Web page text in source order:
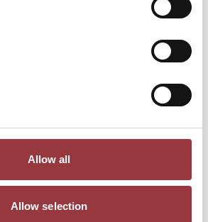
Allow all
Allow selection
KARDAN VALMET 805